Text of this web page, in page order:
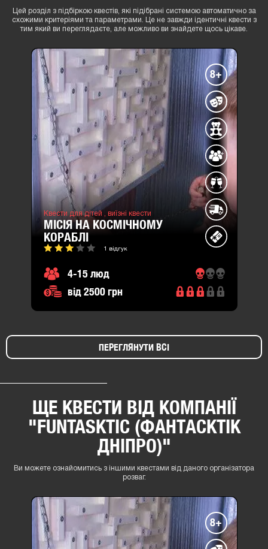
Цей розділ з підбіркою квестів, які підібрані системою автоматично за
схожими критеріями та параметрами. Це не завжди ідентичні квести з
тим який ви переглядаєте, але можливо ви знайдете щось цікаве.
8+
Квести для дітей , виїзні квести
МІСІЯ НА КОСМІЧНОМУ
КОРАБЛІ
1 відгук
4-15 люд
від 2500 грн
ПЕРЕГЛЯНУТИ ВСІ
ЩЕ КВЕСТИ ВІД КОМПАНІЇ
"FUNTASKTIC (ФАНТАСКТІК
ДНІПРО)"
Ви можете ознайомитись з іншими квестами від даного організатора
розваг.
8+